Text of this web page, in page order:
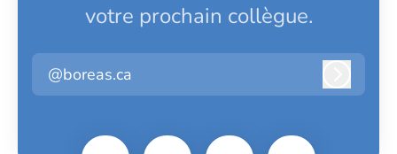
votre prochain collègue.
@boreas.ca